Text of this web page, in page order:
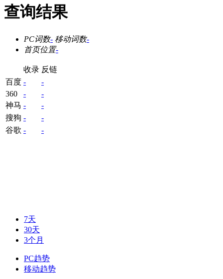
查询结果
PC词数- 移动词数-
首页位置-
收录 反链
百度 -
-
360
-
-
神马 -
-
搜狗 -
-
谷歌 - -
7天
30天
3个月
PC趋势
移动趋势